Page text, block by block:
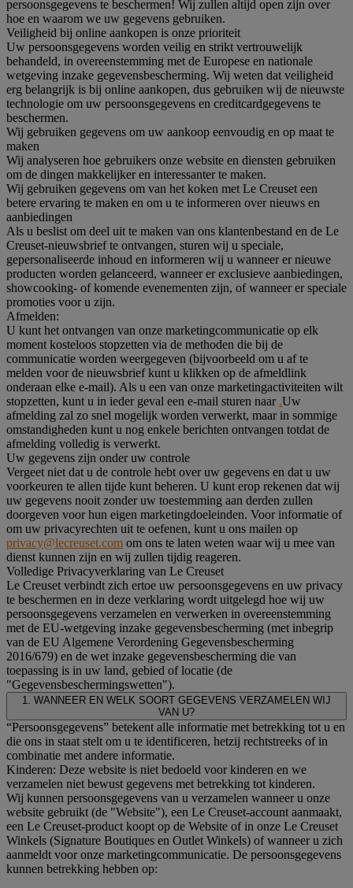
persoonsgegevens te beschermen! Wij zullen altijd open zijn over
hoe en waarom we uw gegevens gebruiken.
Veiligheid bij online aankopen is onze prioriteit
Uw persoonsgegevens worden veilig en strikt vertrouwelijk
behandeld, in overeenstemming met de Europese en nationale
wetgeving inzake gegevensbescherming. Wij weten dat veiligheid
erg belangrijk is bij online aankopen, dus gebruiken wij de nieuwste
technologie om uw persoonsgegevens en creditcardgegevens te
beschermen.
Wij gebruiken gegevens om uw aankoop eenvoudig en op maat te
maken
Wij analyseren hoe gebruikers onze website en diensten gebruiken
om de dingen makkelijker en interessanter te maken.
Wij gebruiken gegevens om van het koken met Le Creuset een
betere ervaring te maken en om u te informeren over nieuws en
aanbiedingen
Als u beslist om deel uit te maken van ons klantenbestand en de Le
Creuset-nieuwsbrief te ontvangen, sturen wij u speciale,
gepersonaliseerde inhoud en informeren wij u wanneer er nieuwe
producten worden gelanceerd, wanneer er exclusieve aanbiedingen,
showcooking- of komende evenementen zijn, of wanneer er speciale
promoties voor u zijn.
Afmelden:
U kunt het ontvangen van onze marketingcommunicatie op elk
moment kosteloos stopzetten via de methoden die bij de
communicatie worden weergegeven (bijvoorbeeld om u af te
melden voor de nieuwsbrief kunt u klikken op de afmeldlink
onderaan elke e-mail). Als u een van onze marketingactiviteiten wilt
stopzetten, kunt u in ieder geval een e-mail sturen naar .Uw
afmelding zal zo snel mogelijk worden verwerkt, maar in sommige
omstandigheden kunt u nog enkele berichten ontvangen totdat de
afmelding volledig is verwerkt.
Uw gegevens zijn onder uw controle
Vergeet niet dat u de controle hebt over uw gegevens en dat u uw
voorkeuren te allen tijde kunt beheren. U kunt erop rekenen dat wij
uw gegevens nooit zonder uw toestemming aan derden zullen
doorgeven voor hun eigen marketingdoeleinden. Voor informatie of
om uw privacyrechten uit te oefenen, kunt u ons mailen op
privacy@lecreuset.com om ons te laten weten waar wij u mee van
dienst kunnen zijn en wij zullen tijdig reageren.
Volledige Privacyverklaring van Le Creuset
Le Creuset verbindt zich ertoe uw persoonsgegevens en uw privacy
te beschermen en in deze verklaring wordt uitgelegd hoe wij uw
persoonsgegevens verzamelen en verwerken in overeenstemming
met de EU-wetgeving inzake gegevensbescherming (met inbegrip
van de EU Algemene Verordening Gegevensbescherming
2016/679) en de wet inzake gegevensbescherming die van
toepassing is in uw land, gebied of locatie (de
"Gegevensbeschermingswetten").
1. WANNEER EN WELK SOORT GEGEVENS VERZAMELEN WIJ
VAN U?
“Persoonsgegevens” betekent alle informatie met betrekking tot u en
die ons in staat stelt om u te identificeren, hetzij rechtstreeks of in
combinatie met andere informatie.
Kinderen: Deze website is niet bedoeld voor kinderen en we
verzamelen niet bewust gegevens met betrekking tot kinderen.
Wij kunnen persoonsgegevens van u verzamelen wanneer u onze
website gebruikt (de "Website"), een Le Creuset-account aanmaakt,
een Le Creuset-product koopt op de Website of in onze Le Creuset
Winkels (Signature Boutiques en Outlet Winkels) of wanneer u zich
aanmeldt voor onze marketingcommunicatie. De persoonsgegevens
kunnen betrekking hebben op: